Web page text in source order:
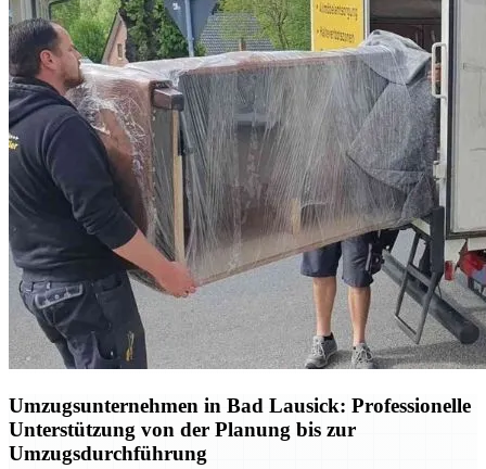
Umzugsunternehmen in Bad Lausick: Professionelle
Unterstützung von der Planung bis zur
Umzugsdurchführung